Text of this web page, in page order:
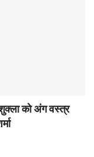
को अंग वस्त्र